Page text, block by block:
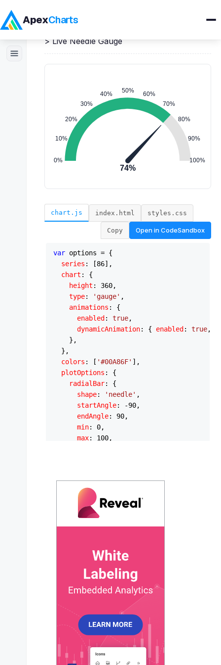
ApexCharts
Products
Embedded Analytics
>Live Needle Gauge
chart.js index.html styles.css
Copy Open inCodeSandbox
var options = {
series : [86],
chart : {
height : 360,
type: 'gauge' ,
animations : {
enabled : true,
dynamicAnimation: { enabled : true,
    },
  },
colors : [ '#00A86F' ],
plotOptions : {
radialBar: {
shape: 'needle' ,
startAngle: -90,
endAngle: 90,
min: 0,
max: 100,
count: 11,
length
width: 0,
color
placement: 'outside'
count : 0,
length:
width: 0,
color : 'transparent'
: {
show: true
offset: 25,
fontSize: '12px' ,
fontWeight